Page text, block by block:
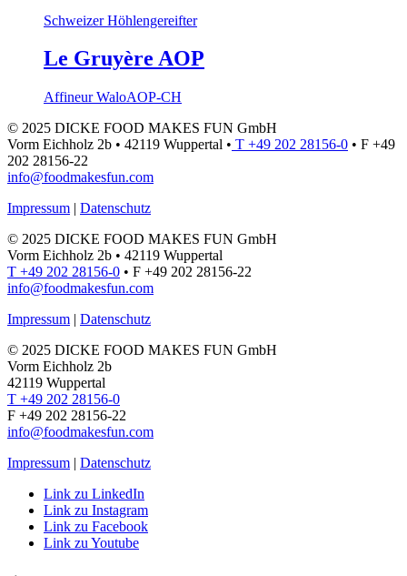
Schweizer Höhlengereifter
Le Gruyère AOP
Affineur WaloAOP-CH
© 2025 DICKE FOOD MAKES FUN GmbH
Vorm Eichholz 2b • 42119 Wuppertal • T +49 202 28156-0 • F +49
202 28156-22
info@foodmakesfun.com
Impressum | Datenschutz
© 2025 DICKE FOOD MAKES FUN GmbH
Vorm Eichholz 2b • 42119 Wuppertal
T +49 202 28156-0 • F +49 202 28156-22
info@foodmakesfun.com
Impressum | Datenschutz
© 2025 DICKE FOOD MAKES FUN GmbH
Vorm Eichholz 2b
42119 Wuppertal
T +49 202 28156-0
F +49 202 28156-22
info@foodmakesfun.com
Impressum | Datenschutz
Link zu LinkedIn
Link zu Instagram
Link zu Facebook
Link zu Youtube